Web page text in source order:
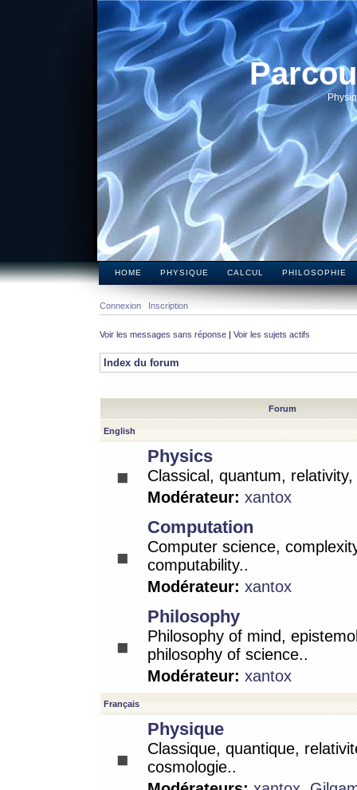
HOME PHYSIQUE CALCUL PHILOSOPHIE
Connexion Inscription
Voir les messages sans réponse | Voir les sujets actifs
Index du forum
Forum
English
Physics
Classical, quantum,
Modérateur: xantox
Computation
Computer science,
computability..
Modérateur: xantox
Philosophy
Philosophy of mind,
philosophy of science..
Modérateur: xantox
Français
Physique
Classique, quantique,
cosmologie..